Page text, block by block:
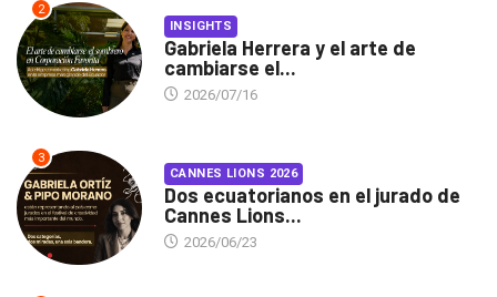
2
INSIGHTS
Gabriela Herrera y el arte de
cambiarse el...
2026/07/16
3
CANNES LIONS 2026
Dos ecuatorianos en el jurado de
Cannes Lions...
2026/06/23